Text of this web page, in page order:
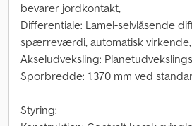
bevarer jordkontakt,
Differentiale: Lamel-selvlåsende
spærreværdi, automatisk virkende,
Akseludveksling:
Sporbredde: 1.370 mm ved
Styring: